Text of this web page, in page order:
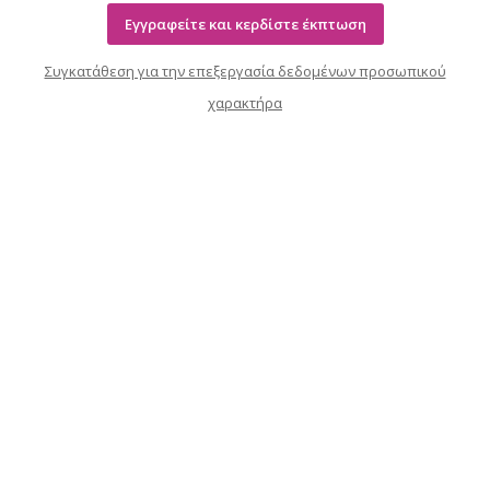
Περισσότερες πληροφορίες
Συμφωνώ
Εγγραφείτε και κερδίστε έκπτωση
Συγκατάθεση για την επεξεργασία δεδομένων προσωπικού
χαρακτήρα